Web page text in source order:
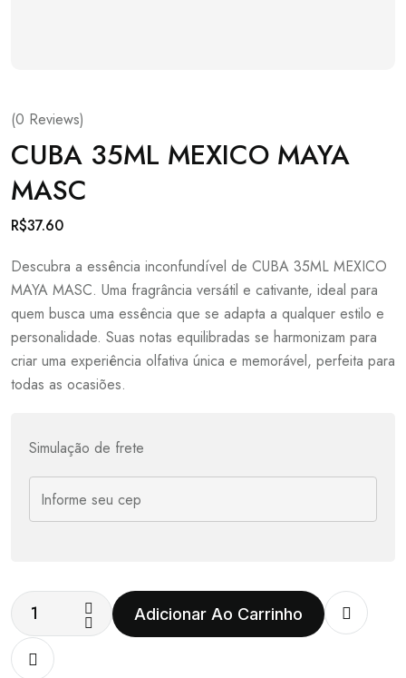
(0 Reviews)
CUBA 35ML MEXICO MAYA
MASC
R$37.60
Descubra a essência inconfundível de CUBA 35ML MEXICO
MAYA MASC. Uma fragrância versátil e cativante, ideal para
quem busca uma essência que se adapta a qualquer estilo e
personalidade. Suas notas equilibradas se harmonizam para
criar uma experiência olfativa única e memorável, perfeita para
todas as ocasiões.
Simulação de frete
Adicionar Ao Carrinho